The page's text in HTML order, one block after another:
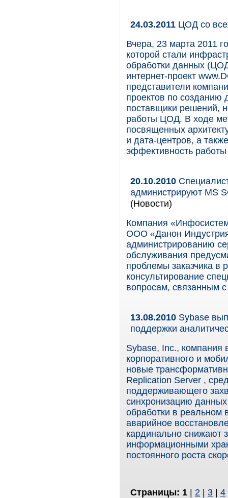
24.03.2011 ЦОД со
Вчера, 23 марта 2011
которой стали
обработки данных
интернет-проект
представители
проектов по созданию
поставщики решений,
работы ЦОД. В ходе
посвященных
и дата-центров, а
эффективность
20.10.2010
администрируют MS
(Новости)
Компания
ООО «Данон
администрированию
обслуживания
проблемы заказчика в
консультирование
вопросам, связанным
13.08.2010 Sybase
поддержки
Sybase, Inc., компания
корпоративного и
новые
Replication Server ,
поддерживающего
синхронизацию
обработки в реальном
аварийное
кардинально снижают
информационными
постоянного роста
Страницы: 1 | 2 | 3 | 4